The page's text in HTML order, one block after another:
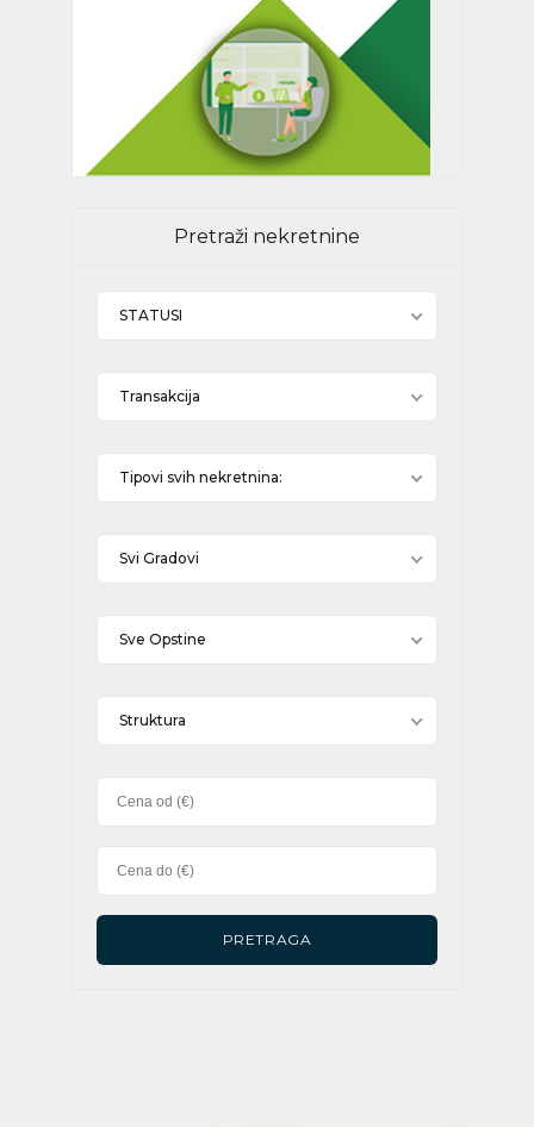
Pretraži nekretnine
STATUSI
Transakcija
Tipovi svih nekretnina:
Svi Gradovi
Sve Opstine
Struktura